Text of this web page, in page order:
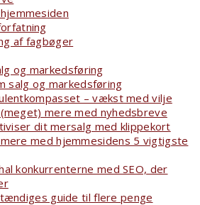
af fagbøger
og markedsføring
salg og markedsføring
– vækst med vilje
mere med nyhedsbreve
dit mersalg med klippekort
med hjemmesidens 5 vigtigste
konkurrenterne med SEO, der
guide til flere penge